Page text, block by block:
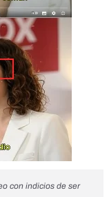
con indicios de ser